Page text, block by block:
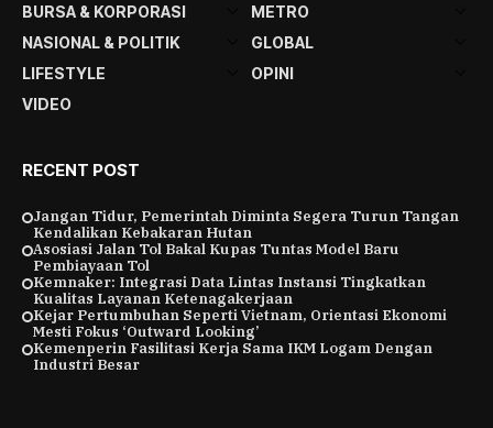
BURSA & KORPORASI
METRO
NASIONAL & POLITIK
GLOBAL
LIFESTYLE
OPINI
VIDEO
RECENT POST
Jangan Tidur, Pemerintah Diminta Segera Turun Tangan
Kendalikan Kebakaran Hutan
Asosiasi Jalan Tol Bakal Kupas Tuntas Model Baru
Pembiayaan Tol
Kemnaker: Integrasi Data Lintas Instansi Tingkatkan
Kualitas Layanan Ketenagakerjaan
Kejar Pertumbuhan Seperti Vietnam, Orientasi Ekonomi
Mesti Fokus ‘Outward Looking’
Kemenperin Fasilitasi Kerja Sama IKM Logam Dengan
Industri Besar